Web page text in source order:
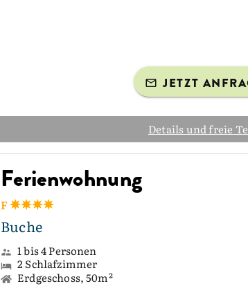
JETZT
Details und freie
Ferienwohnung
F
Buche
1 bis 4 Personen
2 Schlafzimmer
Erdgeschoss, 50m²